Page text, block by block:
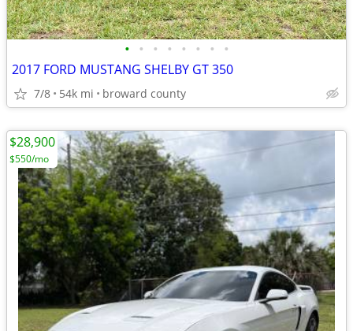
• • • • • • • •
2017 FORD MUSTANG SHELBY GT 350
7/8 54k mi broward county
$28,900
$550/mo